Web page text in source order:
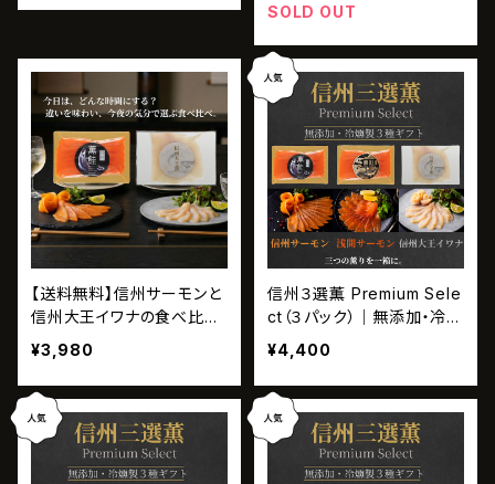
SOLD OUT
【送料無料】信州サーモンと
信州大王イワナの食べ比べ
セット｜信州薫鮭・信州大
王薫 各40g
¥3,980
信州３選薫 Premium Sele
ct（３パック）｜無添加・冷燻
製３種ギフト（信州サーモ
ン・浅間サーモン・信州大王
イワナ）
¥4,400